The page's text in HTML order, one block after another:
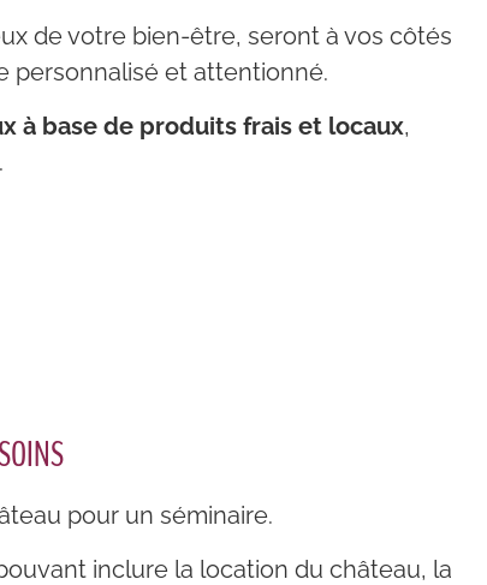
de votre bien-être, seront à vos côtés
personnalisé et attentionné.
à base de produits frais et locaux,
pour un séminaire.
inclure la location du château, la